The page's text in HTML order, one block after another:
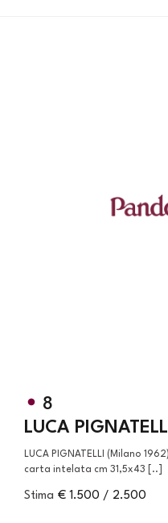
8
LUCA PIGNATELLI
LUCA PIGNATELLI (Milano 1962) Pompei 2001 tecnica mista su
carta intelata cm 31,5x43 [..]
Stima € 1.500 / 2.500